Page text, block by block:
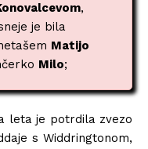
,
je bila
Matijo
Milo;
leta je potrdila zvezo
s Widdringtonom,